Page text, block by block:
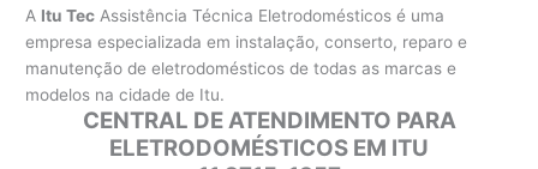
A Itu Tec Assistência Técnica Eletrodomésticos é uma
empresa especializada em instalação, conserto, reparo e
manutenção de eletrodomésticos de todas as marcas e
modelos na cidade de Itu.
CENTRAL DE ATENDIMENTO PARA
ELETRODOMÉSTICOS EM ITU